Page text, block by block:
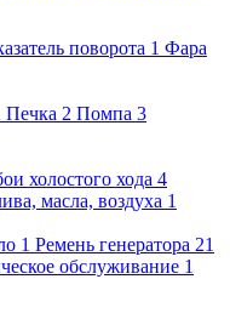
поворота 1 Фара
Печка 2 Помпа 3
холостого хода 4
масла, воздуха 1
1 Ремень генератора 21
обслуживание 1